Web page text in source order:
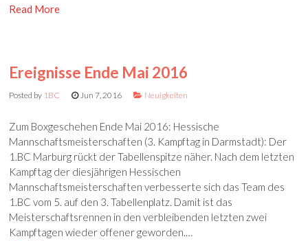
Read More
Ereignisse Ende Mai 2016
Posted by 1BC Jun 7, 2016 Neuigkeiten
Zum Boxgeschehen Ende Mai 2016: Hessische
Mannschaftsmeisterschaften (3. Kampftag in Darmstadt): Der
1.BC Marburg rückt der Tabellenspitze näher. Nach dem letzten
Kampftag der diesjährigen Hessischen
Mannschaftsmeisterschaften verbesserte sich das Team des
1.BC vom 5. auf den 3. Tabellenplatz. Damit ist das
Meisterschaftsrennen in den verbleibenden letzten zwei
Kampftagen wieder offener geworden.…